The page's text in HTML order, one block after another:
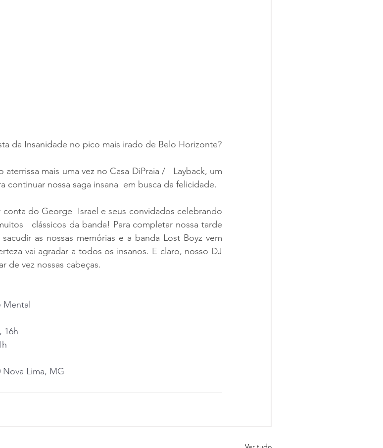
da Insanidade no pico mais irado de Belo Horizonte?
mais uma vez no Casa DiPraia /   Layback, um
continuar nossa saga insana  em busca da felicidade.
conta do George  Israel e seus convidados celebrando
clássicos da banda! Para completar nossa tarde
as nossas memórias e a banda Lost Boyz vem
vai agradar a todos os insanos. E claro, nosso DJ
de vez nossas cabeças.
Mental
16h
Lima, MG